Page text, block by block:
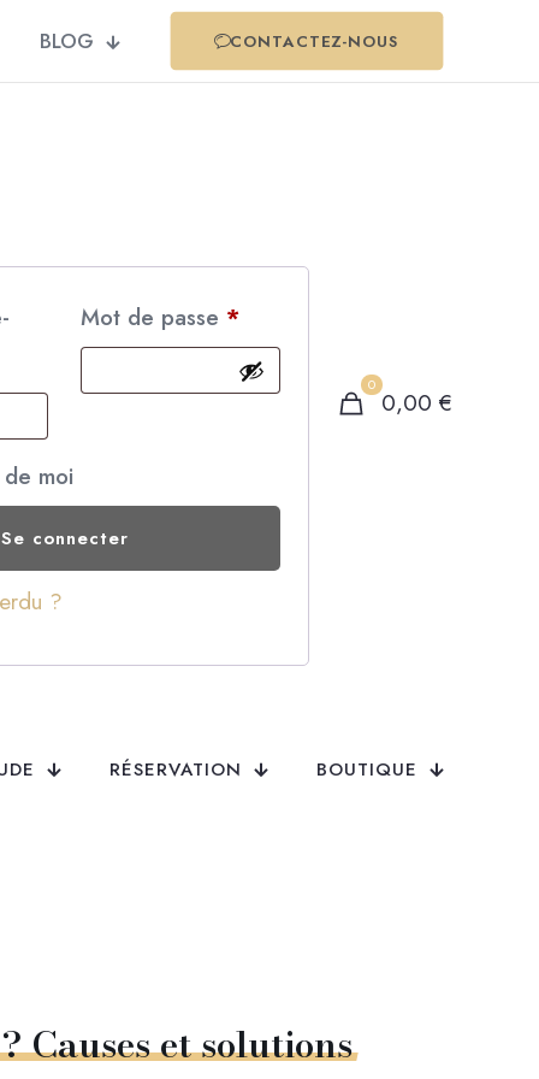
BLOG CONTACTEZ-NOUS
Mot de passe *
moi
Se connecter
?
0
0,00 €
RÉSERVATION BOUTIQUE
?Causesetsolutions